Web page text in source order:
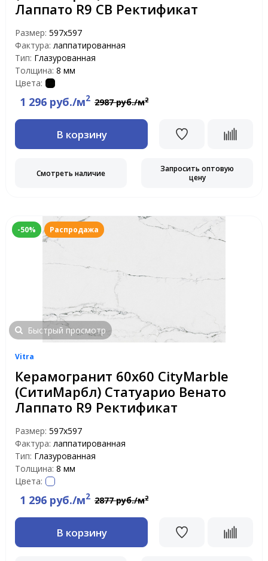
Лаппато R9 CB Ректификат
Размер: 597х597
Фактура: лаппатированная
Тип: Глазурованная
Толщина: 8 мм
Цвета:
1 296 руб./м2 2987 руб./м2
В корзину
Смотреть наличие
Запросить оптовую
цену
-50% Распродажа
Быстрый просмотр
Vitra
Керамогранит 60х60 CityMarble
(СитиМарбл) Статуарио Венато
Лаппато R9 Ректификат
Размер: 597х597
Фактура: лаппатированная
Тип: Глазурованная
Толщина: 8 мм
Цвета:
1 296 руб./м2 2877 руб./м2
В корзину